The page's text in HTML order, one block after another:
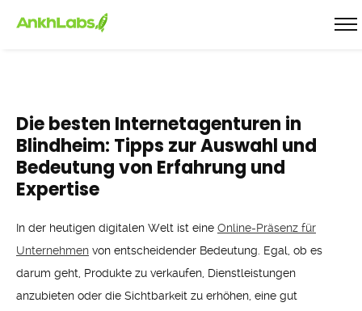
Die besten Internetagenturen in
Blindheim: Tipps zur Auswahl und
Bedeutung von Erfahrung und
Expertise
In der heutigen digitalen Welt ist eine Online-Präsenz für
Unternehmen von entscheidender Bedeutung. Egal, ob es
darum geht, Produkte zu verkaufen, Dienstleistungen
anzubieten oder die Sichtbarkeit zu erhöhen, eine gut